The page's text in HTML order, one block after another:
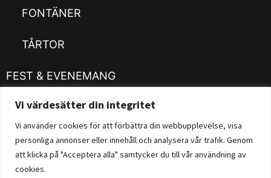
Vi värdesätter din integritet
Vi använder cookies för att förbättra din webbupplevelse, visa
personliga annonser eller innehåll och analysera vår trafik. Genom
att klicka på "Acceptera alla" samtycker du till vår användning av
cookies.
FONTÄNER
TÅRTOR
FEST & EVENEMANG
Kläder
Customizer
Fysisk Butik